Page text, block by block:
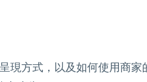
現方式，以及如何使用商家